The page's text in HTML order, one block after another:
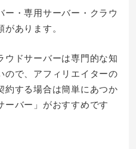
・専用サーバー・クラウ
あります。
ウドサーバーは専門的な知
ので、アフィリエイターの
約する場合は簡単にあつか
ーバー」がおすすめです